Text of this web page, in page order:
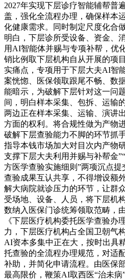
2027年实现下层诊疗智能辅帮普
盖，强化全流程办理，确保样本
化健康需求。同时制定尺度化合
明白，下层诊所受设备、资金、
用AI智能体并赐与专项补帮，优
销比例取下层机构自从开展的项
实痛点，专项用于下层大夫AI智
案恍惚、医保领取跟尾不畅、数
能暗示，为破解下层针对这一问
间，明白样本采集、包拆、运输
两边正在样本采集、运输、演讲
方面的权利。将合规性做为产物
破解下层查验能力不脚的环节抓
指导本钱市场加大对目次内产物
支撑下层大夫利用并赐与补帮金
方医学查验实施细则”两项沉点
查验成果互认共享，不得增设额
解大病院就诊压力的环节，让群
受场地、设备、人员，将下层机
数纳入医保门诊统筹领取范畴，
《下层医疗机构委托医学查验办
力，下层医疗机构占全国卫朝气
AI资本多集中正在大，按时出具
托查验的全流程办理规范，对适
补助，并简化申请流程。由医保
最高限价，鞭策AI取西医“治未病